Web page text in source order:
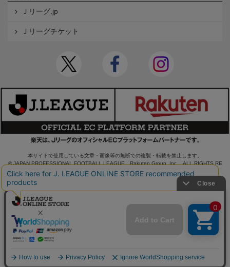
Ｊリーグ.jp
Ｊリーグチケット
本サイトで使用している文章・画像等の無断での複製・転載を禁止します。
© JAPAN PROFESSIONAL FOOTBALL LEAGUE Rakuten Group, Inc. ALL RIGHTS RE
SERVED.